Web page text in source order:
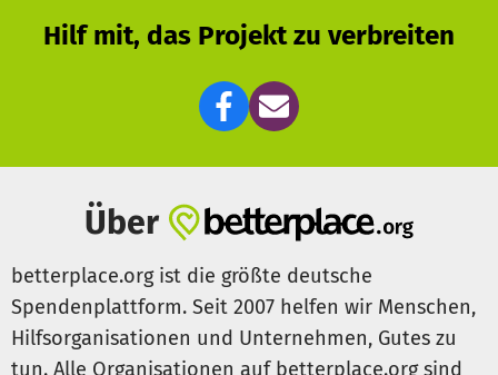
University geschlossen, welche die Kurse zertifiziert
sowie die theoretischen und praktischen Prüfungen
abnimmt. Bei der Umsetzung dieses Vorhabens wird
TWEED von Weitblick Marburg e.V. unterstützt.
Hilf mit, das Projekt zu verbreiten
Über
betterplace.org ist die größte deutsche
Spendenplattform. Seit 2007 helfen wir Menschen,
Hilfsorganisationen und Unternehmen, Gutes zu
tun. Alle Organisationen auf betterplace.org sind